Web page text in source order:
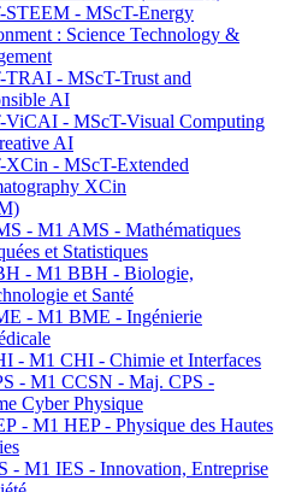
STEEM - MScT-Energy
: Science Technology &
TRAI - MScT-Trust and
AI
ViCAI - MScT-Visual Computing
AI
XCin - MScT-Extended
XCin
- M1 AMS - Mathématiques
et Statistiques
- M1 BBH - Biologie,
et Santé
- M1 BME - Ingénierie
- M1 CHI - Chimie et Interfaces
- M1 CCSN - Maj. CPS -
Cyber Physique
- M1 HEP - Physique des Hautes
- M1 IES - Innovation, Entreprise